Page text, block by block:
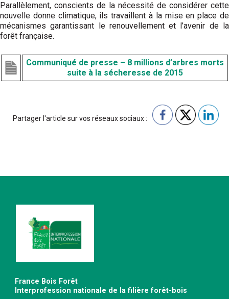
Parallèlement, conscients de la nécessité de considérer cette
nouvelle donne climatique, ils travaillent à la mise en place de
mécanismes garantissant le renouvellement et l’avenir de la
forêt française.
Communiqué de presse – 8 millions d’arbres morts
suite à la sécheresse de 2015
Partager l'article sur vos réseaux sociaux :
France Bois Forêt
Interprofession nationale de la filière forêt-bois